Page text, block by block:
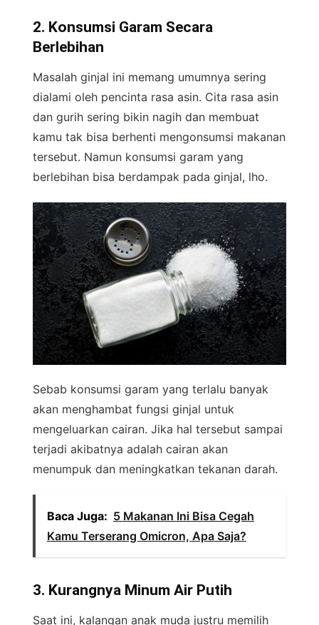
2. Konsumsi Garam Secara
Berlebihan
Masalah ginjal ini memang umumnya sering
dialami oleh pencinta rasa asin. Cita rasa asin
dan gurih sering bikin nagih dan membuat
kamu tak bisa berhenti mengonsumsi makanan
tersebut. Namun konsumsi garam yang
berlebihan bisa berdampak pada ginjal, lho.
Sebab konsumsi garam yang terlalu banyak
akan menghambat fungsi ginjal untuk
mengeluarkan cairan. Jika hal tersebut sampai
terjadi akibatnya adalah cairan akan
menumpuk dan meningkatkan tekanan darah.
Baca Juga: 5 Makanan Ini Bisa Cegah
Kamu Terserang Omicron, Apa Saja?
3. Kurangnya Minum Air Putih
Saat ini, kalangan anak muda justru memilih